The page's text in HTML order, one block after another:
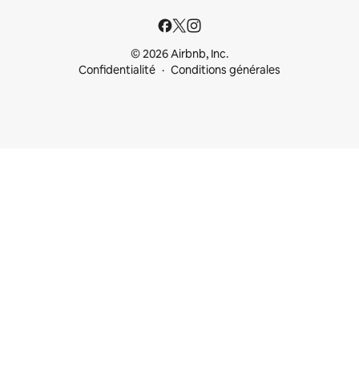
© 2026 Airbnb, Inc.
Confidentialité
Conditions générales